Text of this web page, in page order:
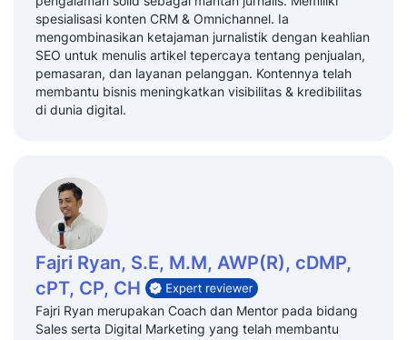
spesialisasi konten CRM & Omnichannel. Ia
mengombinasikan ketajaman jurnalistik dengan keahlian
SEO untuk menulis artikel tepercaya tentang penjualan,
pemasaran, dan layanan pelanggan. Kontennya telah
membantu bisnis meningkatkan visibilitas & kredibilitas
di dunia digital.
Fajri Ryan, S.E, M.M, AWP(R), cDMP,
cPT, CP, CH
Fajri Ryan merupakan Coach dan Mentor pada bidang
Sales serta Digital Marketing yang telah membantu